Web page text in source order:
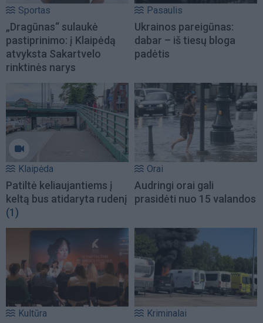
Sportas
„Dragūnas“ sulaukė
pastiprinimo: į Klaipėdą
atvyksta Sakartvelo
rinktinės narys
Pasaulis
Ukrainos pareigūnas:
dabar – iš tiesų bloga
padėtis
Klaipėda
Patiltė keliaujantiems į
keltą bus atidaryta rudenį
(1)
Orai
Audringi orai gali
prasidėti nuo 15 valandos
Kultūra Kriminalai